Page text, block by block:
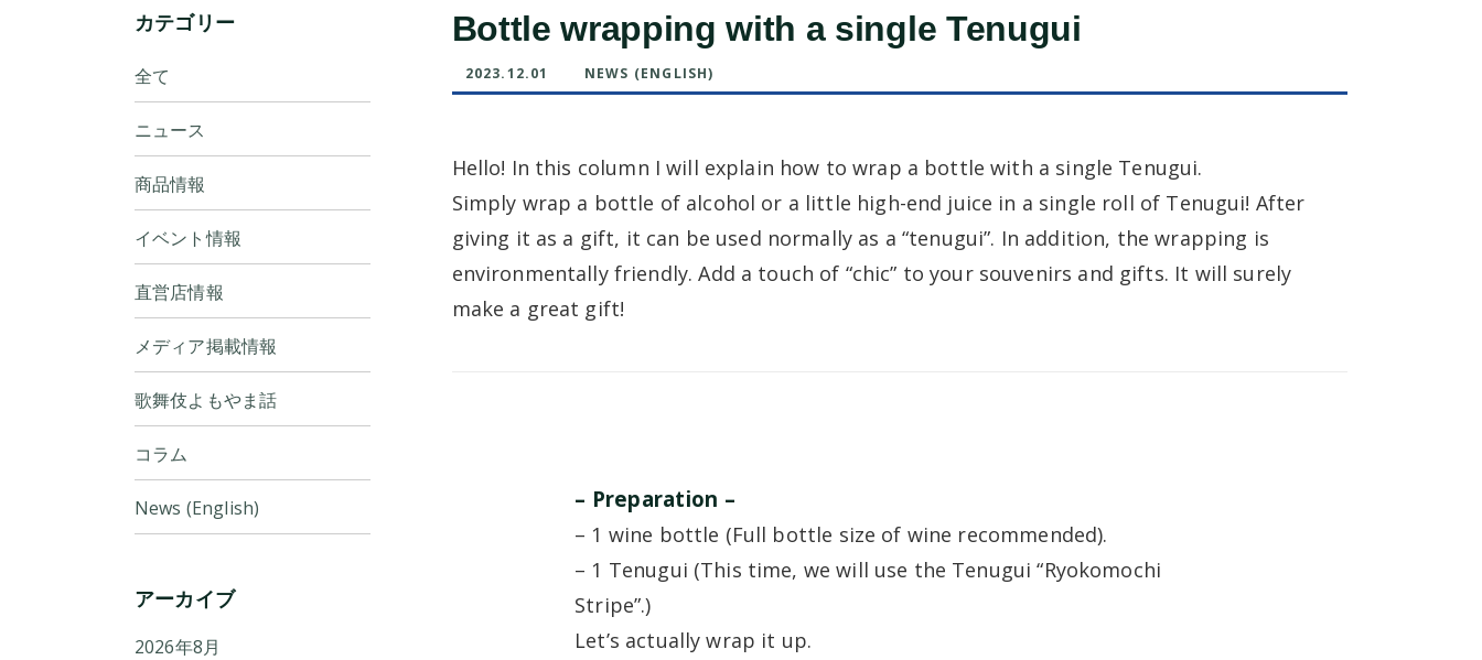
Bottle wrapping with a single Tenugui
2023.12.01 NEWS (ENGLISH)
Hello! In this column I will explain how to wrap a bottle with a single Tenugui.
Simply wrap a bottle of alcohol or a little high-end juice in a single roll of Tenugui! After
giving it as a gift, it can be used normally as a “tenugui”. In addition, the wrapping is
environmentally friendly. Add a touch of “chic” to your souvenirs and gifts. It will surely
make a great gift!
– Preparation –
– 1 wine bottle (Full bottle size of wine recommended).
– 1 Tenugui (This time, we will use the Tenugui “Ryokomochi
Stripe”.)
Let’s actually wrap it up.
カテゴリー
全て
ニュース
商品情報
イベント情報
直営店情報
メディア掲載情報
歌舞伎よもやま話
コラム
News (English)
アーカイブ
2026年8月